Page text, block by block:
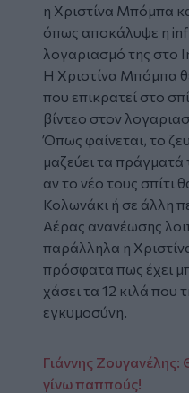
η Χριστίνα Μπόμπα
όπως αποκάλυψε η
λογαριασμό της στο
Η Χριστίνα Μπόμπα
που επικρατεί στο
βίντεο στον
Όπως φαίνεται, το
μαζεύει τα πράγματά
αν το νέο τους σπίτι
Κολωνάκι ή σε άλλη
Αέρας ανανέωσης
παράλληλα η
πρόσφατα πως έχει
χάσει τα 12 κιλά που
εγκυμοσύνη.
Γιάννης
γίνω παππούς!